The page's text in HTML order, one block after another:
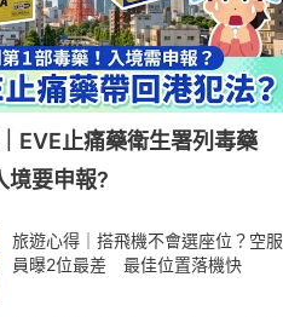
EVE止痛藥衛生署列毒藥
境要申報?
旅遊心得｜搭飛機不會選座位？空服
員曝2位最差 最佳位置落機快